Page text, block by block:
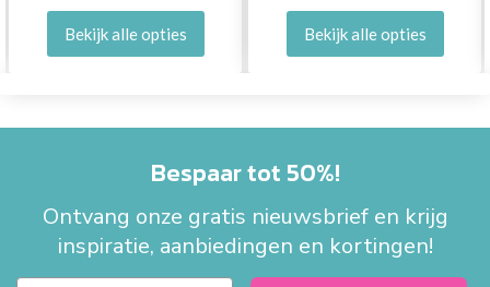
Bekijk alle opties Bekijk alle opties
Bespaar tot 50%!
Ontvang onze gratis nieuwsbrief en krijg
inspiratie, aanbiedingen en kortingen!